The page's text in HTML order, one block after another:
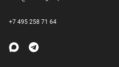
+7 495 258 71 64